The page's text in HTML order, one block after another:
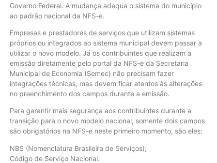
Governo Federal. A mudança adequa o sistema do município
ao padrão nacional da NFS-e.
Empresas e prestadores de serviços que utilizam sistemas
próprios ou integrados ao sistema municipal devem passar a
utilizar o novo modelo. Já os contribuintes que realizam a
emissão diretamente pelo portal da NFS-e da Secretaria
Municipal de Economia (Semec) não precisam fazer
integrações técnicas, mas devem ficar atentos às alterações
no preenchimento dos campos durante a emissão.
Para garantir mais segurança aos contribuintes durante a
transição para o novo modelo nacional, somente dois campos
são obrigatórios na NFS-e neste primeiro momento, são eles:
NBS (Nomenclatura Brasileira de Serviços);
Código de Serviço Nacional.